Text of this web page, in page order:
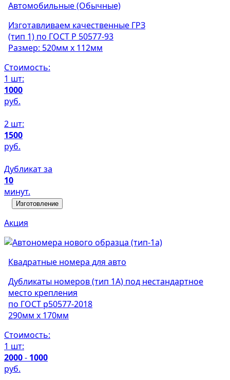
Автомобильные (Обычные)
Изготавливаем качественные ГРЗ
(тип 1) по ГОСТ Р 50577-93
Размер: 520мм х 112мм
Стоимость:
1 шт:
1000
руб.
2 шт:
1500
руб.
Дубликат за
10
минут.
Изготовление
Акция
Квадратные номера для авто
Дубликаты номеров (тип 1А) под нестандартное
место крепления
по ГОСТ р50577-2018
290мм х 170мм
Стоимость:
1 шт:
2000- 1000
руб.